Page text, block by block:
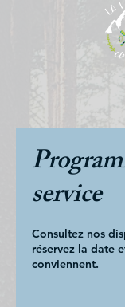
service
Consultez nos
réservez la date
conviennent.